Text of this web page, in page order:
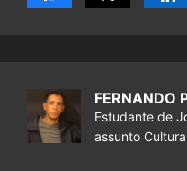
FERNANDO
Estudante de
assunto